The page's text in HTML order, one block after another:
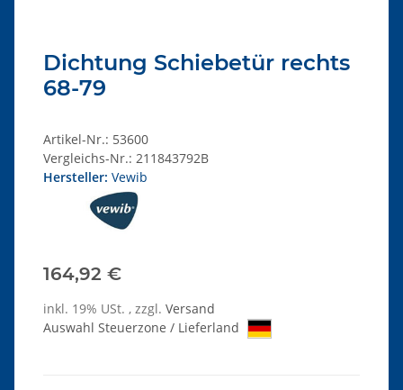
Dichtung Schiebetür rechts
68-79
Artikel-Nr.: 53600
Vergleichs-Nr.: 211843792B
Hersteller: Vewib
164,92 €
inkl. 19% USt. , zzgl. Versand
Auswahl Steuerzone / Lieferland